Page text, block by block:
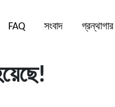
FAQ সংবাদ গ্রন্থাগার